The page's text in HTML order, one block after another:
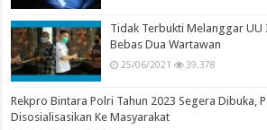
Tidak Terbukti Melanggar UU
Bebas Dua Wartawan
25/06/2021 39,378
Rekpro Bintara Polri Tahun 2023 Segera Dibuka,
Disosialisasikan Ke Masyarakat